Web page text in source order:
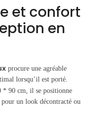
et confort
en
procure une agréable
lorsqu’il est porté.
* 90 cm, il se positionne
un look décontracté ou